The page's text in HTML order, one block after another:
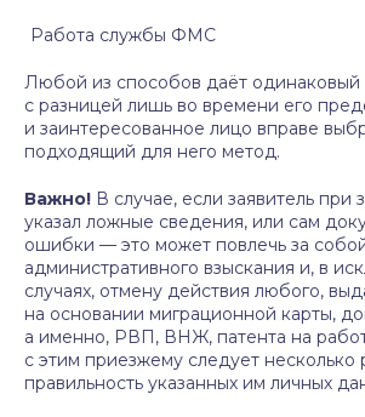
Работа службы ФМС
Любой из способов даёт одинаковый
с разницей лишь во времени его
и заинтересованное лицо вправе
подходящий для него метод.
Важно! В случае, если заявитель при
указал ложные сведения, или сам
ошибки — это может повлечь за
административного взыскания и, в
случаях, отмену действия любого,
на основании миграционной карты,
а именно, РВП, ВНЖ, патента на
с этим приезжему следует несколько
правильность указанных им личных